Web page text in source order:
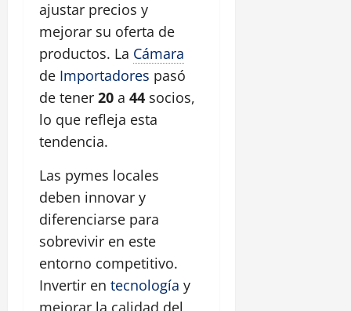
ajustar precios y
mejorar su oferta de
productos. La Cámara
de Importadores pasó
de tener 20 a 44 socios,
lo que refleja esta
tendencia.
Las pymes locales
deben innovar y
diferenciarse para
sobrevivir en este
entorno competitivo.
Invertir en tecnología y
mejorar la calidad del